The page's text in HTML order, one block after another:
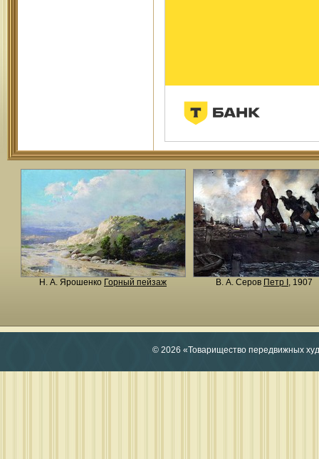
Н. A. Ярошенко Горный пейзаж В. А. Серов Петр I , 1907
© 2026 «Товарищество передвижных